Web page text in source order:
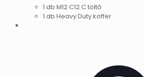
1 db M12 C12 C töltő
1 db Heavy Duty koffer